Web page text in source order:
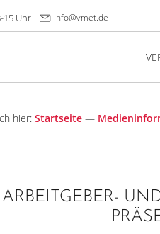
15 Uhr info@vmet.de
hier: Startseite—
ARBEITGEBER-